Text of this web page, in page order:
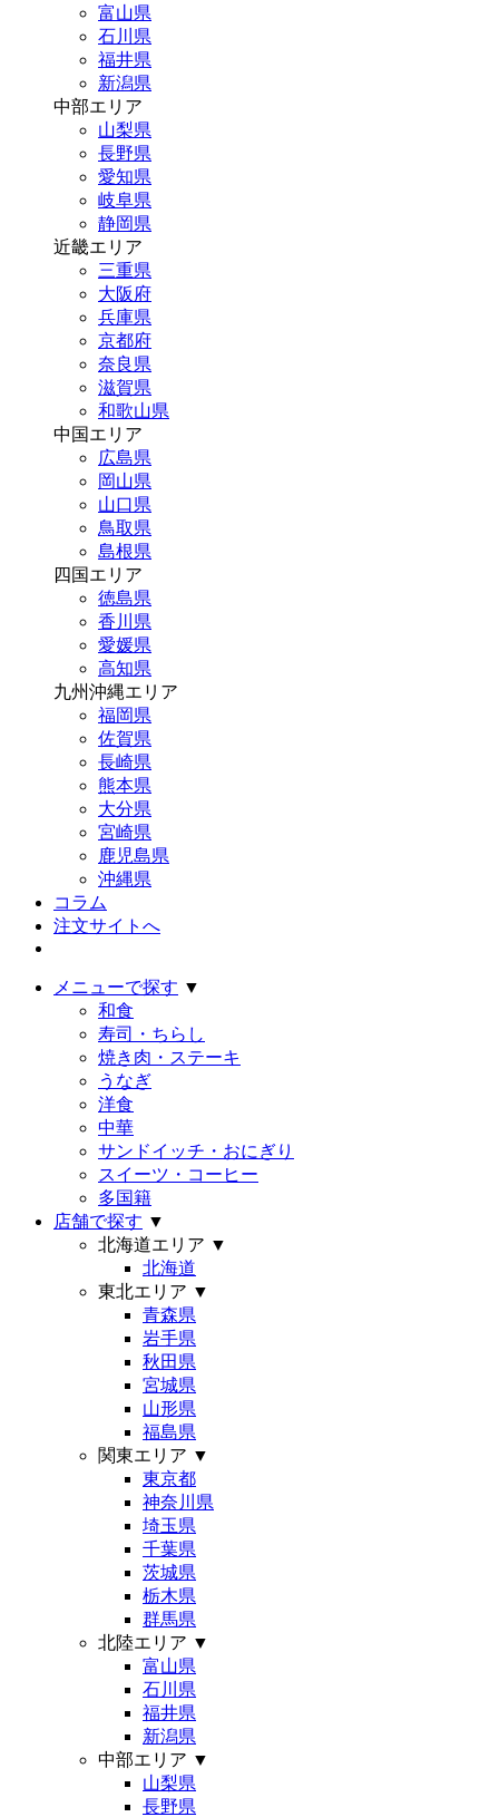
富山県
石川県
福井県
新潟県
中部エリア
山梨県
長野県
愛知県
岐阜県
静岡県
近畿エリア
三重県
大阪府
兵庫県
京都府
奈良県
滋賀県
和歌山県
中国エリア
広島県
岡山県
山口県
鳥取県
島根県
四国エリア
徳島県
香川県
愛媛県
高知県
九州沖縄エリア
福岡県
佐賀県
長崎県
熊本県
大分県
宮崎県
鹿児島県
沖縄県
コラム
注文サイトへ
メニューで探す ▼
和食
寿司・ちらし
焼き肉・ステーキ
うなぎ
洋食
中華
サンドイッチ・おにぎり
スイーツ・コーヒー
多国籍
店舗で探す ▼
北海道エリア ▼
北海道
東北エリア ▼
青森県
岩手県
秋田県
宮城県
山形県
福島県
関東エリア ▼
東京都
神奈川県
埼玉県
千葉県
茨城県
栃木県
群馬県
北陸エリア ▼
富山県
石川県
福井県
新潟県
中部エリア ▼
山梨県
長野県